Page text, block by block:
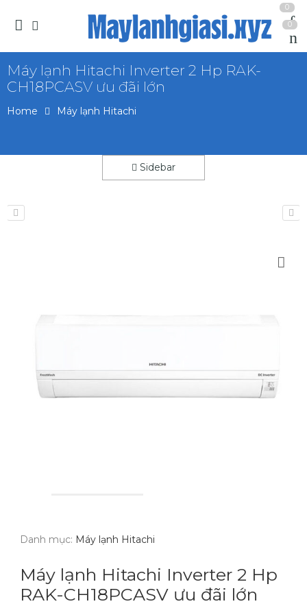
0
0
Máy lạnh Hitachi Inverter 2 Hp RAK-
CH18PCASV ưu đãi lớn
Home Máy lạnh Hitachi
Sidebar
Danh mục: Máy lạnh Hitachi
Máy lạnh Hitachi Inverter 2 Hp
RAK-CH18PCASV ưu đãi lớn